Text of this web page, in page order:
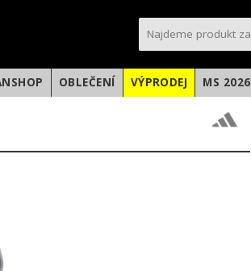
OBLEČENÍ VÝPRODEJ MS 2026